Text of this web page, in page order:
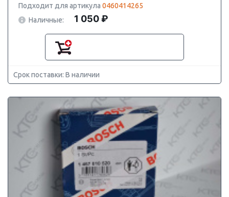
Подходит для артикула 0460414265
Наличные:
1 050 ₽
Срок поставки: В наличии